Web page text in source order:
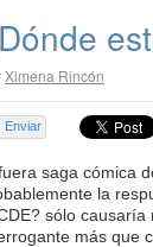
Ximena Rincón
Enviar
saga cómica
la
sólo causaría
más que